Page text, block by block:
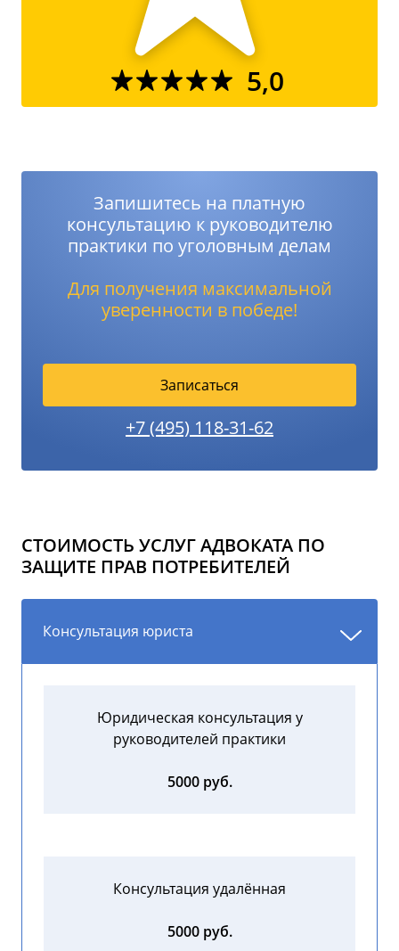
5,0
Запишитесь на платную
консультацию к руководителю
практики по уголовным делам
Для получения максимальной
уверенности в победе!
Записаться
+7 (495) 118-31-62
СТОИМОСТЬ УСЛУГ АДВОКАТА ПО
ЗАЩИТЕ ПРАВ ПОТРЕБИТЕЛЕЙ
Консультация юриста
Юридическая консультация у
руководителей практики
5000 руб.
Консультация удалённая
5000 руб.